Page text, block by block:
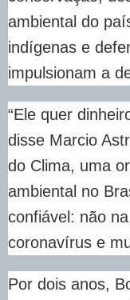
ambiental do
indígenas e
impulsionam a
“Ele quer
disse Marcio
do Clima, uma
ambiental no
confiável: não
coronavírus e
Por dois anos,